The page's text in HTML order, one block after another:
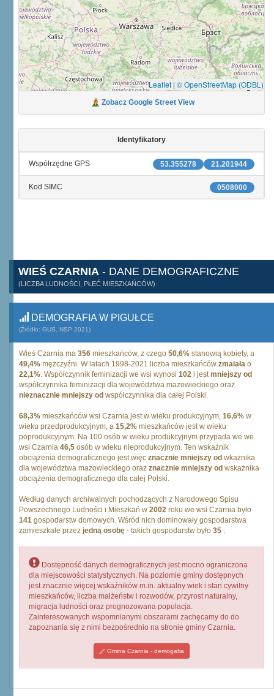
Leaflet | © OpenStreetMap (ODBL)
Zobacz Google Street View
Identyfikatory
21.201944
53.355278
Współrzędne GPS
0508000
Kod SIMC
WIEŚ CZARNIA - DANE DEMOGRAFICZNE
(LICZBA LUDNOŚCI, PŁEĆ MIESZKAŃCÓW)
DEMOGRAFIA W PIGUŁCE
(Źródło: GUS, NSP 2021)
Wieś Czarnia ma 356 mieszkańców, z czego 50,6% stanowią kobiety, a
49,4% mężczyźni. W latach 1998-2021 liczba mieszkańców zmalała o
22,1%. Współczynnik feminizacji we wsi wynosi 102 i jestmniejszy od
współczynnika feminizacji dla województwa mazowieckiego oraz
nieznacznie mniejszy od współczynnika dla całej Polski.
68,3% mieszkańców wsi Czarnia jest w wieku produkcyjnym, 16,6% w
wieku przedprodukcyjnym, a 15,2% mieszkańców jest w wieku
poprodukcyjnym. Na 100 osób w wieku produkcyjnym przypada we we
wsi Czarnia 46,5 osób w wieku nieprodukcyjnym. Ten wskaźnik
obciążenia demograficznego jest więc znacznie mniejszy od wkażnika
dla województwa mazowieckiego oraz znacznie mniejszy od wskażnika
obciążenia demograficznego dla całej Polski.
Według danych archiwalnych pochodzących z Narodowego Spisu
Powszechnego Ludności i Mieszkań w 2002 roku we wsi Czarnia było
141 gospodarstw domowych. Wśród nich dominowały gospodarstwa
zamieszkałe przez jedną osobę - takich gospodarstw było 35 .
Dostępność danych demograficznych jest mocno ograniczona
dla miejscowości statystycznych. Na poziomie gminy dostępnych
jest znacznie więcej wskaźników m.in. aktualny wiek i stan cywilny
mieszkańców, liczba małżeństw i rozwodów, przyrost naturalny,
migracja ludności oraz prognozowana populacja.
Zainteresowanych wspomnianymi obszarami zachęcamy do do
zapoznania się z nimi bezpośrednio na stronie gminy Czarnia.
Gmina Czarnia - demogafia